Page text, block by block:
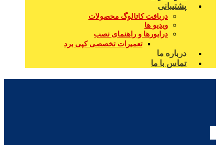
پشتیبانی
دریافت کاتالوگ محصولات
ویدیو ها
درایورها و راهنمای نصب
تعمیرات تخصصی کپی برد
درباره ما
تماس با ما